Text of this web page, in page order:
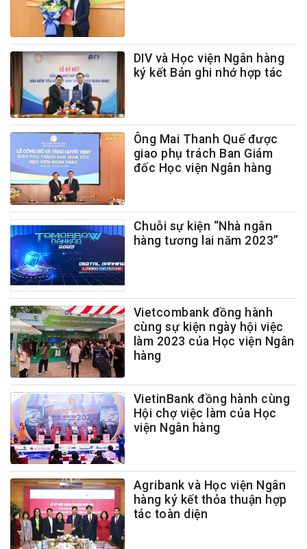
DIV và Học viện Ngân hàng
ký kết Bản ghi nhớ hợp tác
Ông Mai Thanh Quế được
giao phụ trách Ban Giám
đốc Học viện Ngân hàng
Chuỗi sự kiện “Nhà ngân
hàng tương lai năm 2023”
Vietcombank đồng hành
cùng sự kiện ngày hội việc
làm 2023 của Học viện Ngân
hàng
VietinBank đồng hành cùng
Hội chợ việc làm của Học
viện Ngân hàng
Agribank và Học viện Ngân
hàng ký kết thỏa thuận hợp
tác toàn diện